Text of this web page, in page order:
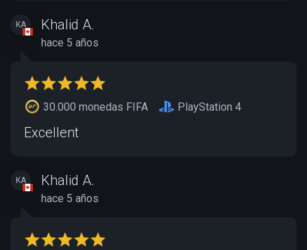
KA Khalid A.
hace 5 años
30.000 monedas FIFA PlayStation 4
Excellent
KA Khalid A.
hace 5 años